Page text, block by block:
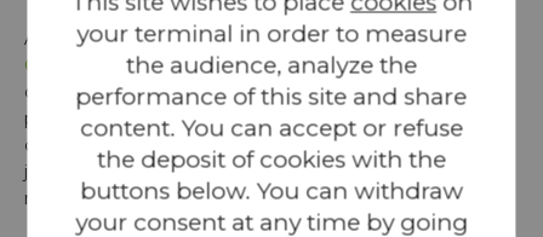
Avec l’accompagnement deLa Maison de l’Emploi du
Grand Périgueux , les entreprises sous-traitantes du
chantier ont ainsi réservé 700 heures de travail à des
personnes éloignées de l’emploi : allocataires du RSA et
des minima sociaux, demandeurs d’emploi longue durée,
jeunes de moins de 26 ans ou encore personnes
reconnues Travailleurs Handicapés.
your terminal in order to measure
the audience, analyze the
performance of this site and share
content. You can accept or refuse
the deposit of cookies with the
buttons below. You can withdraw
your consent at any time by going